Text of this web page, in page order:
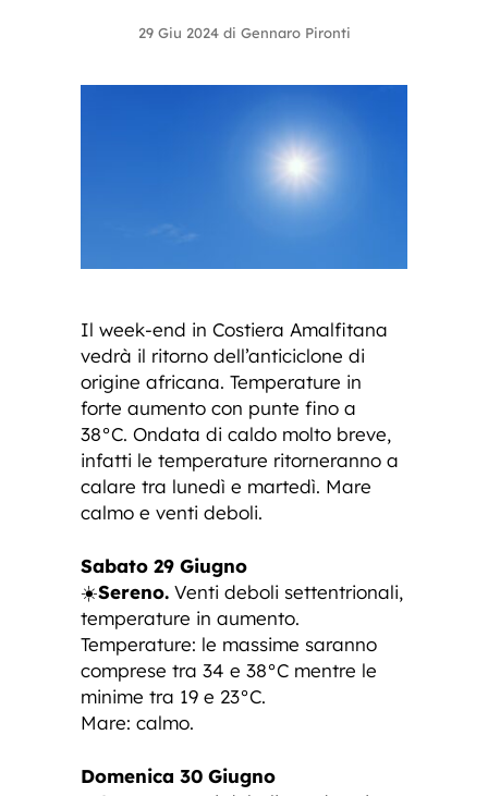
29 Giu 2024 di Gennaro Pironti
Il week-end in Costiera Amalfitana
vedrà il ritorno dell’anticiclone di
origine africana. Temperature in
forte aumento con punte fino a
38°C. Ondata di caldo molto breve,
infatti le temperature ritorneranno a
calare tra lunedì e martedì. Mare
calmo e venti deboli.
Sabato 29 Giugno
☀️Sereno. Venti deboli settentrionali,
temperature in aumento.
Temperature: le massime saranno
comprese tra 34 e 38°C mentre le
minime tra 19 e 23°C.
Mare: calmo.
Domenica 30 Giugno